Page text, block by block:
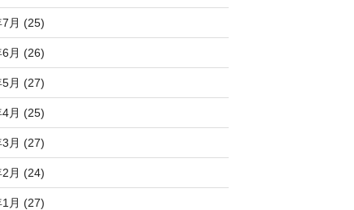
月 (25)
月 (26)
月 (27)
月 (25)
月 (27)
月 (24)
月 (27)